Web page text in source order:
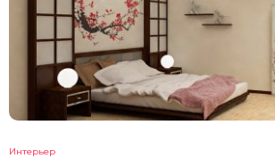
Интерьер